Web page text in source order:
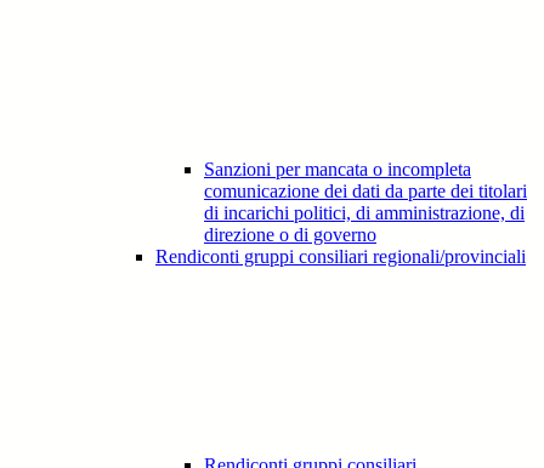
Sanzioni per mancata o incompleta
comunicazione dei dati da parte dei titolari
di incarichi politici, di amministrazione, di
direzione o di governo
Rendiconti gruppi consiliari regionali/provinciali